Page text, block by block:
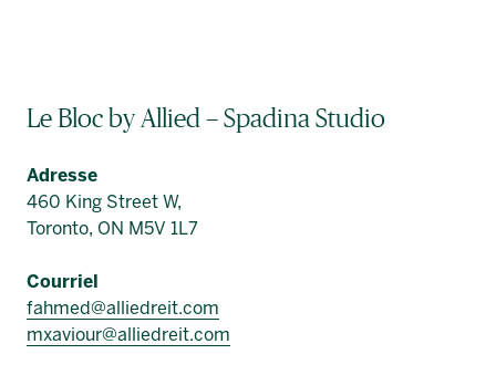
Le Bloc by Allied – Spadina Studio
Adresse
460 King Street W,
Toronto, ON M5V 1L7
Courriel
fahmed@alliedreit.com
mxaviour@alliedreit.com